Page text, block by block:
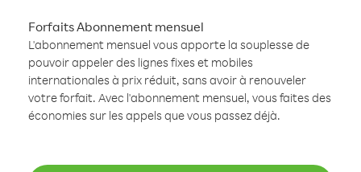
Forfaits Abonnement mensuel
L'abonnement mensuel vous apporte la souplesse de
pouvoir appeler des lignes fixes et mobiles
internationales à prix réduit, sans avoir à renouveler
votre forfait. Avec l'abonnement mensuel, vous faites des
économies sur les appels que vous passez déjà.